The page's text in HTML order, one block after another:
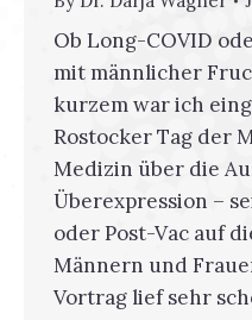
Ob Long-COVID
mit männlicher
kurzem war ich
Rostocker Tag der
Medizin über die
Überexpression –
oder Post-Vac auf
Männern und
Vortrag lief sehr